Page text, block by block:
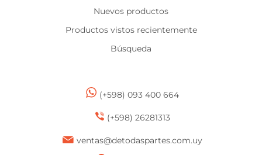
Nuevos productos
Productos vistos recientemente
Búsqueda
(+598) 093 400 664
(+598) 26281313
ventas@detodaspartes.com.uy